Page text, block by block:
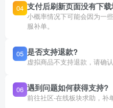
04 支付后刷新页面没有下载
小概率情况下可能会因为一
服补单。
05 是否支持退款?
虚拟商品不支持退款，请确认
06 遇到问题如何获得支持?
前往社区-在线板块求助，补